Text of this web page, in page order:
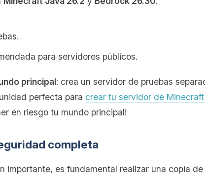
para servidores públicos.
principal: crea un servidor de pruebas
perfecta para crear tu servidor de
en riesgo tu mundo principal!
completa
importante, es fundamental realizar una copia